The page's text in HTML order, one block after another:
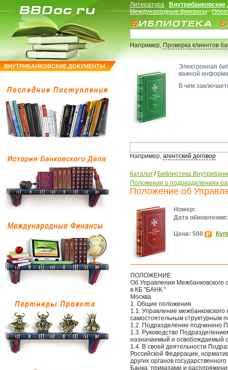
ВНУТРИБАНКОВСКИЕ ДОКУМЕНТЫ
Литература
Международные финансы
Например,Проверка клиентов
Электронная
важной
В чем
Например, агентский договор
Каталог / Библиотека
Положения о подразделениях
Положение об
Номер:
Дата обновления:
Цена: 500
ПОЛОЖЕНИЕ
Об Управлении Межбанковского
в КБ "БАНК "
Москва
1. Общие положения
1.1. Управление
самостоятельным структурным
1.2. Подразделение подчинено
1.3. Руководство
назначаемый и освобождаемый
1.4. В своей деятельности
Российской Федерации,
других органов
Банка, приказами и